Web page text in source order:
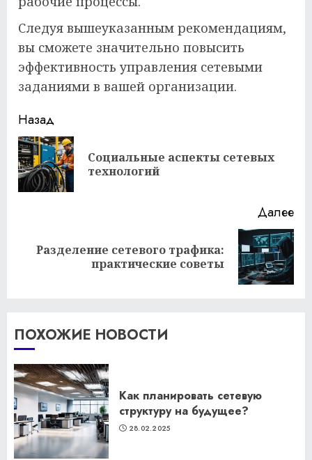
Следуя вышеуказанным рекомендациям,
вы сможете значительно повысить
эффективность управления сетевыми
заданиями в вашей организации.
Продолжить
чтение
Назад
Социальные аспекты сетевых
технологий
Далее
Следующая
Разделение сетевого трафика:
практические советы
ПОХОЖИЕ НОВОСТИ
Как планировать сетевую
структуру на будущее?
28.02.2025